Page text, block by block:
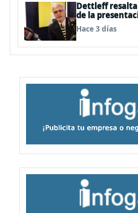
Dettleff
de la
Plataforma
Archipiélago
Hace 3 días